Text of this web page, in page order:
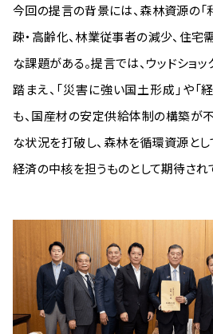
今回の提言の背景には、森林資源の「
疎・高齢化、林業従事者の減少、住
な課題がある。提言では、ウッドショ
踏まえ、「災害に強い国土形成」や
も、国産材の安定供給体制の構築が
な状況を打破し、森林を循環資源と
経済の中核を担うものとして期待され